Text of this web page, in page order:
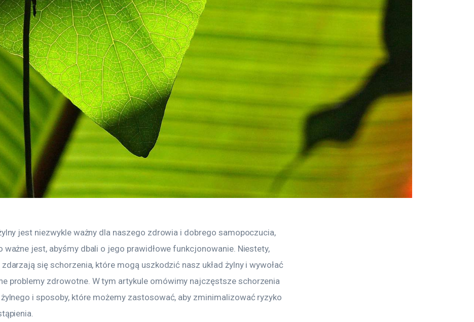
jest niezwykle ważny dla naszego zdrowia i dobrego samopoczucia,
ważne jest, abyśmy dbali o jego prawidłowe funkcjonowanie. Niestety,
się schorzenia, które mogą uszkodzić nasz układ żylny i wywołać
problemy zdrowotne. W tym artykule omówimy najczęstsze schorzenia
żylnego i sposoby, które możemy zastosować, aby zminimalizować ryzyko